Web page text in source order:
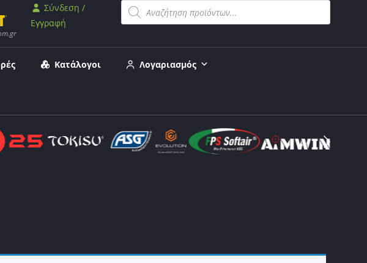
Σύνδεση /
Εγγραφή
Κατάλογοι Λογαριασμός